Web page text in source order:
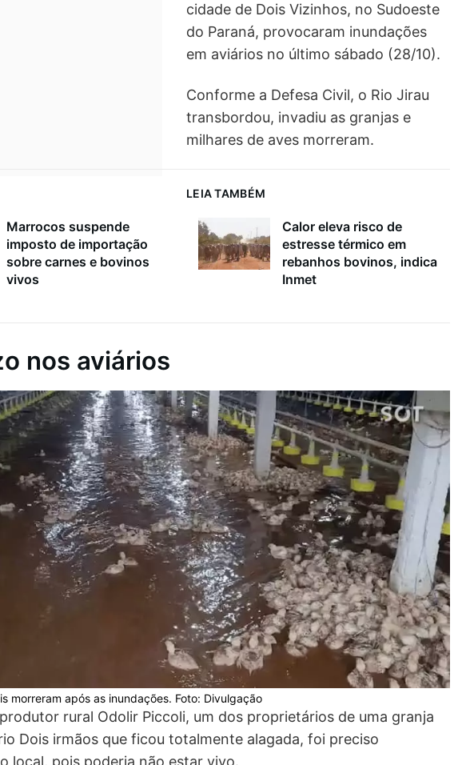
cidade de Dois Vizinhos, no Sudoeste
do Paraná, provocaram inundações
em aviários no último sábado (28/10).
Conforme a Defesa Civil, o Rio Jirau
transbordou, invadiu as granjas e
milhares de aves morreram.
LEIA TAMBÉM
Marrocos suspende
imposto de importação
sobre carnes e bovinos
vivos
Calor eleva risco de
estresse térmico em
rebanhos bovinos, indica
Inmet
nos aviários
morreram após as inundações. Foto: Divulgação
rural Odolir Piccoli, um dos proprietários de uma granja
Dois irmãos que ficou totalmente alagada, foi preciso
local, pois poderia não estar vivo.